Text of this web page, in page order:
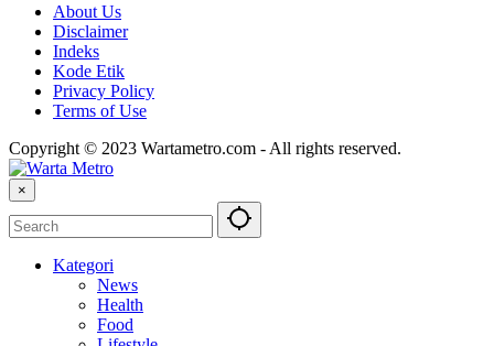
About Us
Disclaimer
Indeks
Kode Etik
Privacy Policy
Terms of Use
Copyright © 2023 Wartametro.com - All rights reserved.
×
Kategori
News
Health
Food